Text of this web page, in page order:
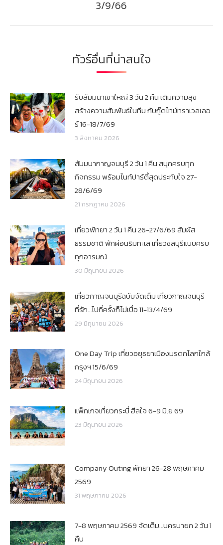
post:
3/9/66
ทัวร์อื่นที่น่าสนใจ
รับสัมมนาเขาใหญ่ 3 วัน 2 คืน เติมความสุข
สร้างความสัมพันธ์ในทีม กับกู๊ดไทม์ทราเวลเลอ
ร์ 16-18/7/69
3 สิงหาคม 2026
สัมมนากาญจนบุรี 2 วัน 1 คืน สนุกครบทุก
กิจกรรม พร้อมไนท์ปาร์ตี้สุดประทับใจ 27-
28/6/69
21 กรกฎาคม 2026
เที่ยวพัทยา 2 วัน 1 คืน 26-27/6/69 สัมผัส
ธรรมชาติ พักผ่อนริมทะเล เที่ยวชลบุรีแบบครบ
ทุกอารมณ์
30 มิถุนายน 2026
เที่ยวกาญจนบุรีฉบับจัดเต็ม เที่ยวกาญจนบุรี
ที่รัก…ไปกี่ครั้งก็ไม่เบื่อ 11-13/4/69
29 มิถุนายน 2026
One Day Trip เที่ยวอยุธยาเมืองมรดกโลกใกล้
กรุงฯ 15/6/69
24 มิถุนายน 2026
แพ็กเกจเที่ยวกระบี่ ฮีลใจ 6-9 มิ.ย 69
23 มิถุนายน 2026
Company Outing พัทยา 26-28 พฤษภาคม
2569
31 พฤษภาคม 2026
7-8 พฤษภาคม 2569 จัดเต็ม…นครนายก 2 วัน 1
คืน